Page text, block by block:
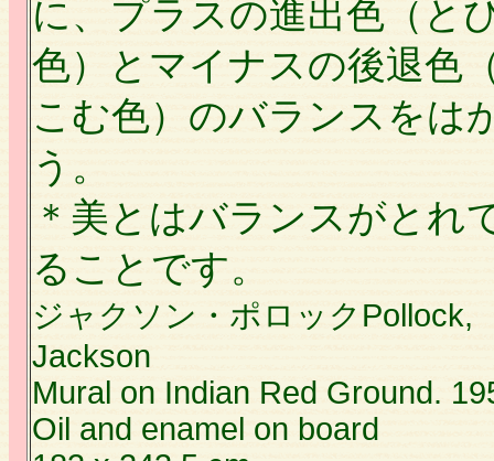
に、プラスの進出色（と
色）とマイナスの後退色
こむ色）のバランスをは
う。
＊美とはバランスがとれ
ることです。
ジャクソン・ポロックPollock,
Jackson
Mural on Indian Red Ground.
Oil and enamel on board